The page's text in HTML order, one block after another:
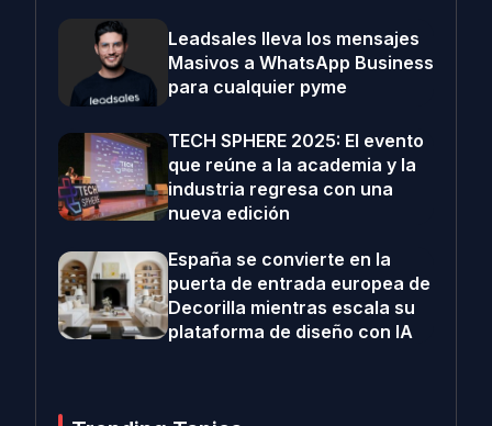
Leadsales lleva los mensajes
Masivos a WhatsApp Business
para cualquier pyme
TECH SPHERE 2025: El evento
que reúne a la academia y la
industria regresa con una
nueva edición
España se convierte en la
puerta de entrada europea de
Decorilla mientras escala su
plataforma de diseño con IA